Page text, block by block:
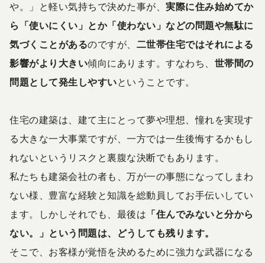
や。」と軽い気持ちで決めた事が、 実際に住み始めてか
ら「使いにくい」とか「使わない」などの問題や無駄に
気づくことがあるのですが、 二世帯住宅ではそれによる
影響がより大きい傾向にあります。すなわち、 世帯間の
問題として発生しやすいということです。
住宅の建築は、建て主にとって夢や理想、憧れを実現す
る大きな一大事業ですが、一方では一生後悔するかもし
れないというリスクと裏腹な決断でもあります。
私たちも建築会社の者も、万が一の事態になってしまわ
ない様、豊富な経験と知識を総動員してお手伝いしてい
ます。しかしそれでも、最後は 「住んでみないと分から
ない。」という問題は、どうしても残ります。
そこで、お客様が覚悟を決めるために強力な武器になる